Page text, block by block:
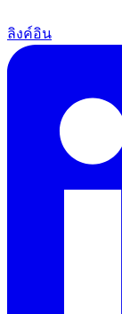
ลิงค์อิน